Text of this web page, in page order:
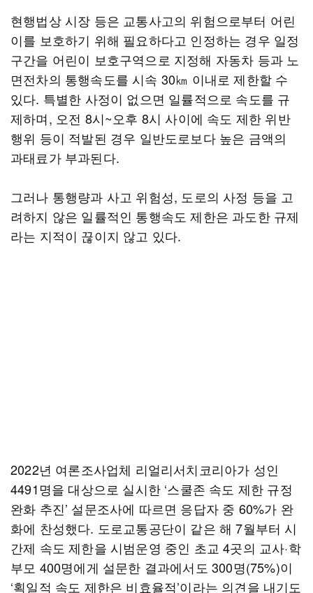
현행법상 시장 등은 교통사고의 위험으로부터 어린
이를 보호하기 위해 필요하다고 인정하는 경우 일정
구간을 어린이 보호구역으로 지정해 자동차 등과 노
면전차의 통행속도를 시속 30㎞ 이내로 제한할 수
있다. 특별한 사정이 없으면 일률적으로 속도를 규
제하며, 오전 8시~오후 8시 사이에 속도 제한 위반
행위 등이 적발된 경우 일반도로보다 높은 금액의
과태료가 부과된다.
그러나 통행량과 사고 위험성, 도로의 사정 등을 고
려하지 않은 일률적인 통행속도 제한은 과도한 규제
라는 지적이 끊이지 않고 있다.
2022년 여론조사업체 리얼리서치코리아가 성인
4491명을 대상으로 실시한 ‘스쿨존 속도 제한 규정
완화 추진’ 설문조사에 따르면 응답자 중 60%가 완
화에 찬성했다. 도로교통공단이 같은 해 7월부터 시
간제 속도 제한을 시범운영 중인 초교 4곳의 교사·학
부모 400명에게 설문한 결과에서도 300명(75%)이
‘획일적 속도 제한은 비효율적’이라는 의견을 내기도